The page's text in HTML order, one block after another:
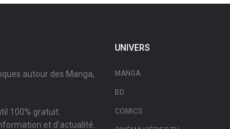
autour des Manga,
100% gratuit.
et d'actualité.
UNIVERS
MANGA
BD
COMICS